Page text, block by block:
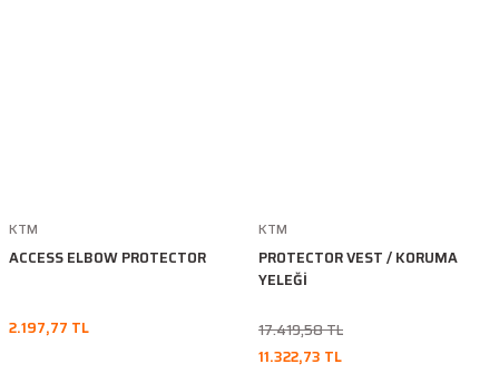
KTM
ACCESS ELBOW PROTECTOR
2.197,77 TL
KTM
PROTECTOR VEST / KORUMA
YELEĞİ
17.419,58 TL
11.322,73 TL